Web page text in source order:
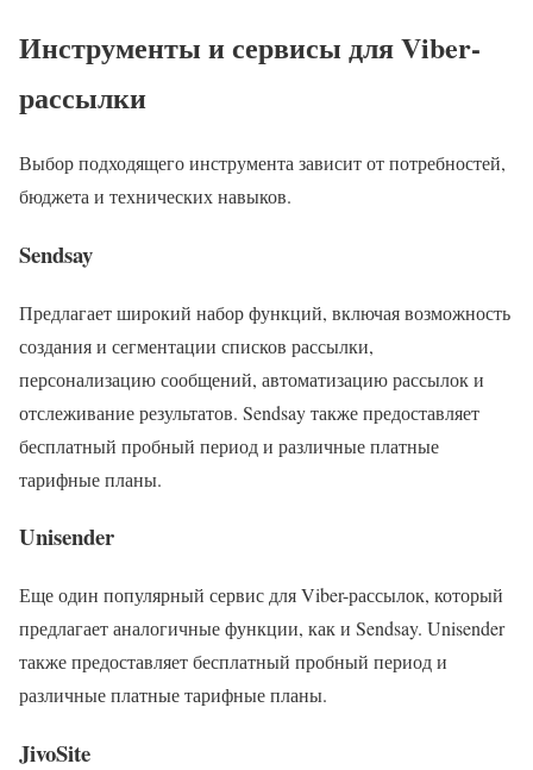
Инструменты и сервисы для Viber-
рассылки
Выбор подходящего инструмента зависит от потребностей,
бюджета и технических навыков.
Sendsay
Предлагает широкий набор функций, включая возможность
создания и сегментации списков рассылки,
персонализацию сообщений, автоматизацию рассылок и
отслеживание результатов. Sendsay также предоставляет
бесплатный пробный период и различные платные
тарифные планы.
Unisender
Еще один популярный сервис для Viber-рассылок, который
предлагает аналогичные функции, как и Sendsay. Unisender
также предоставляет бесплатный пробный период и
различные платные тарифные планы.
JivoSite